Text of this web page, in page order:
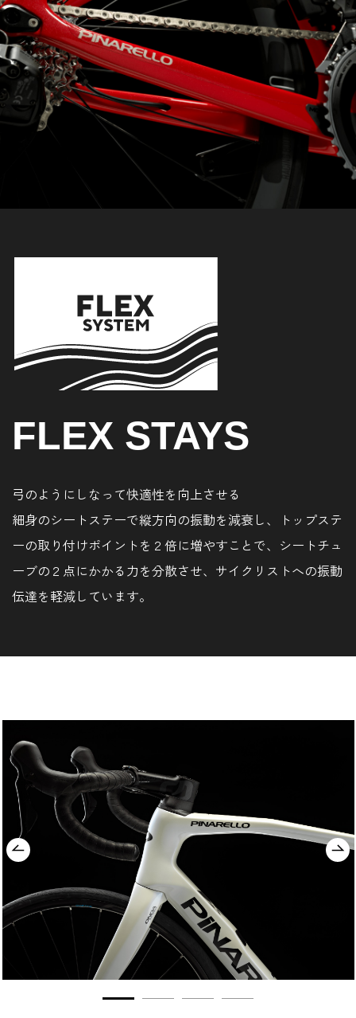
FLEX STAYS
弓のようにしなって快適性を向上させる
細身のシートステーで縦方向の振動を減衰し、トップステ
ーの取り付けポイントを２倍に増やすことで、シートチュ
ーブの２点にかかる力を分散させ、サイクリストへの振動
伝達を軽減しています。